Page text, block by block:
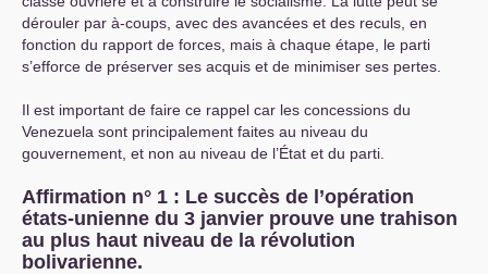
dérouler par à-coups, avec des avancées et des reculs, en
fonction du rapport de forces, mais à chaque étape, le parti
s’efforce de préserver ses acquis et de minimiser ses pertes.
Il est important de faire ce rappel car les concessions du
Venezuela sont principalement faites au niveau du
gouvernement, et non au niveau de l’État et du parti.
Affirmation n° 1 : Le succès de l’opération
états-unienne du 3 janvier prouve une trahison
au plus haut niveau de la révolution
bolivarienne.